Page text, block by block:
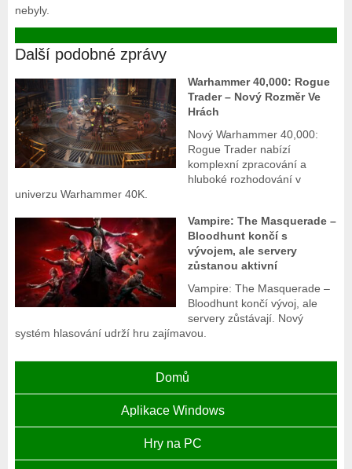
nebyly.
Další podobné zprávy
Warhammer 40,000: Rogue
Trader – Nový Rozměr Ve
Hrách
Nový Warhammer 40,000:
Rogue Trader nabízí
komplexní zpracování a
hluboké rozhodování v
univerzu Warhammer 40K.
Vampire: The Masquerade –
Bloodhunt končí s
vývojem, ale servery
zůstanou aktivní
Vampire: The Masquerade –
Bloodhunt končí vývoj, ale
servery zůstávají. Nový
systém hlasování udrží hru zajímavou.
Domů
Aplikace Windows
Hry na PC